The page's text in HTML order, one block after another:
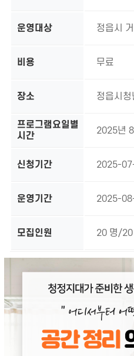
운영대상 정읍시
비용 무료
장소 정읍시청
프로그램요일별
시간
2025년
신청기간 2025-
운영기간 2025-
모집인원 20 명/20